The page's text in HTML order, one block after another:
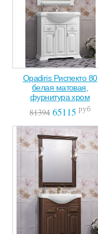
Opadiris Риспекто 80
белая матовая,
фурнитура хром
8139465115 руб